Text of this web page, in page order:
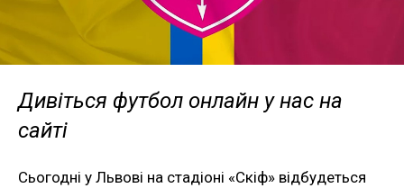
Дивіться футбол онлайн у нас на
сайті
Сьогодні у Львові на стадіоні «Скіф» відбудеться